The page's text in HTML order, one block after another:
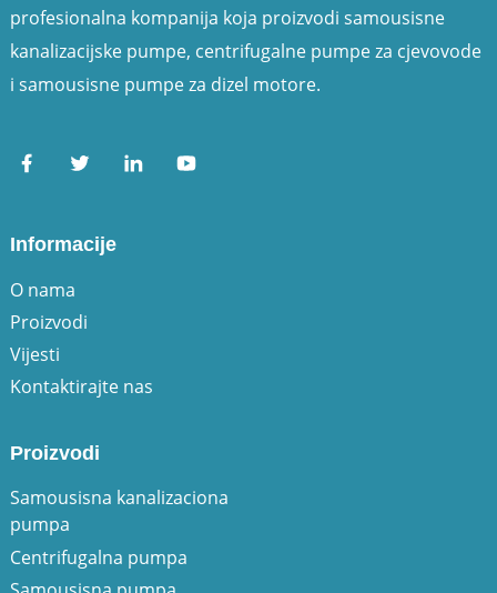
profesionalna kompanija koja proizvodi samousisne
kanalizacijske pumpe, centrifugalne pumpe za cjevovode
i samousisne pumpe za dizel motore.
Informacije
O nama
Proizvodi
Vijesti
Kontaktirajte nas
Proizvodi
Samousisna kanalizaciona
pumpa
Centrifugalna pumpa